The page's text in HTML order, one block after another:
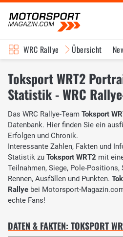
WRC Rallye Übersicht
Toksport WRT2
Statistik - WRC
Das WRC Rallye-Team Toksport
Datenbank. Hier finden Sie ein
Erfolgen und Chronik.
Interessante Zahlen, Fakten und
Statistik zu Toksport WRT2 mit
Teilnahmen, Siege, Pole-Positions,
Rennen, Ausfällen und Punkten.
Rallye bei Motorsport-
echte Fans!
DATEN & FAKTEN: TOKSPORT